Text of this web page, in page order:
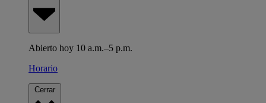
Abierto hoy 10 a.m.–5 p.m.
Horario
Cerrar